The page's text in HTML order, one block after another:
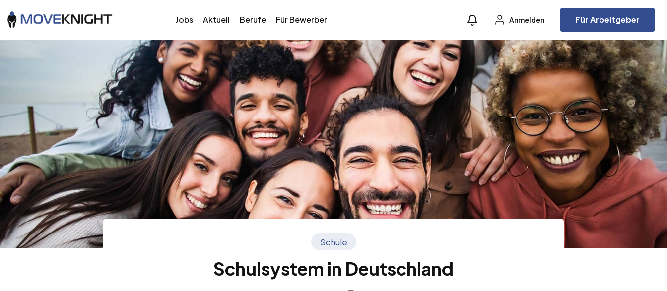
Jobs Aktuell Berufe Für Bewerber Anmelden Für Arbeitgeber
Schule
Schulsystem in Deutschland